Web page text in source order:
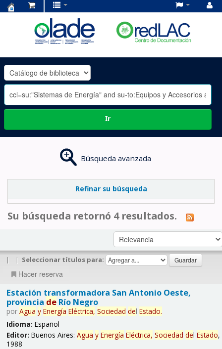
OLADE
-
Ir
Búsqueda avanzada
Refinar su búsqueda
Su búsqueda retornó 4 resultados.
| | Seleccionar títulos para:
Hacer reserva
Estación transformadora San Antonio Oeste,
provincia deRío Negro
por Agua y Energía Eléctrica, Sociedad del Estado.
Idioma: Español
Editor: Buenos Aires: Agua y Energía Eléctrica, Sociedad del Estado,
1988